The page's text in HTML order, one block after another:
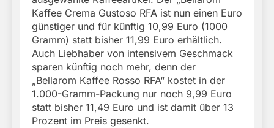
Kaffee Crema Gustoso RFA ist nun einen Euro
günstiger und für künftig 10,99 Euro (1000
Gramm) statt bisher 11,99 Euro erhältlich.
Auch Liebhaber von intensivem Geschmack
sparen künftig noch mehr, denn der
„Bellarom Kaffee Rosso RFA“ kostet in der
1.000-Gramm-Packung nur noch 9,99 Euro
statt bisher 11,49 Euro und ist damit über 13
Prozent im Preis gesenkt.